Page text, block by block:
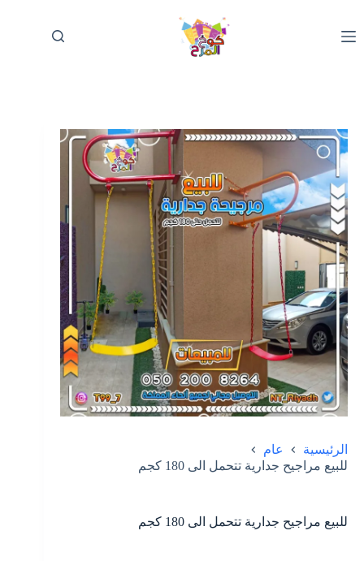
المحتوى
الرئيسية
عام
للبيع مراجيح جدارية تتحمل الى 180 كجم
للبيع مراجيح جدارية تتحمل الى 180 كجم